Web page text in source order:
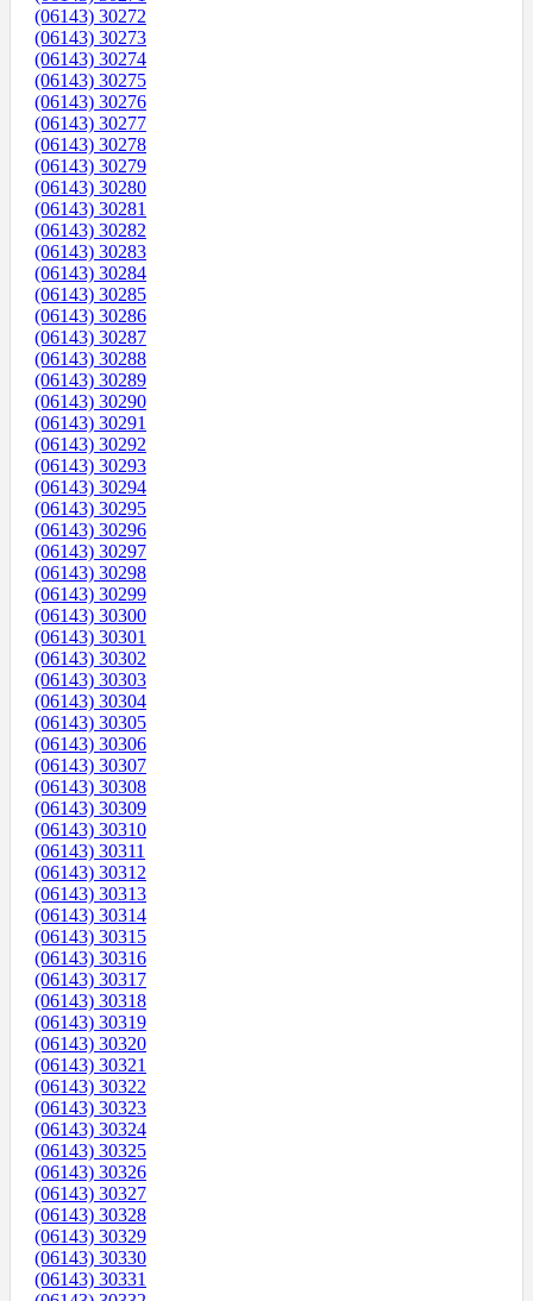
(06143) 30272
(06143) 30273
(06143) 30274
(06143) 30275
(06143) 30276
(06143) 30277
(06143) 30278
(06143) 30279
(06143) 30280
(06143) 30281
(06143) 30282
(06143) 30283
(06143) 30284
(06143) 30285
(06143) 30286
(06143) 30287
(06143) 30288
(06143) 30289
(06143) 30290
(06143) 30291
(06143) 30292
(06143) 30293
(06143) 30294
(06143) 30295
(06143) 30296
(06143) 30297
(06143) 30298
(06143) 30299
(06143) 30300
(06143) 30301
(06143) 30302
(06143) 30303
(06143) 30304
(06143) 30305
(06143) 30306
(06143) 30307
(06143) 30308
(06143) 30309
(06143) 30310
(06143) 30311
(06143) 30312
(06143) 30313
(06143) 30314
(06143) 30315
(06143) 30316
(06143) 30317
(06143) 30318
(06143) 30319
(06143) 30320
(06143) 30321
(06143) 30322
(06143) 30323
(06143) 30324
(06143) 30325
(06143) 30326
(06143) 30327
(06143) 30328
(06143) 30329
(06143) 30330
(06143) 30331